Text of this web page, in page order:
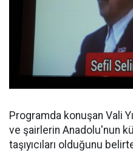
Programda konuşan Vali
ve şairlerin Anadolu'nun
taşıyıcıları olduğunu